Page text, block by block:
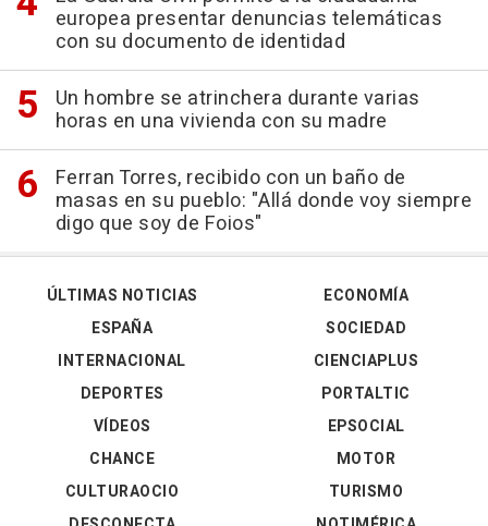
europea presentar denuncias telemáticas
con su documento de identidad
Un hombre se atrinchera durante varias
horas en una vivienda con su madre
Ferran Torres, recibido con un baño de
masas en su pueblo: "Allá donde voy siempre
digo que soy de Foios"
ÚLTIMAS NOTICIAS
ESPAÑA
INTERNACIONAL
DEPORTES
VÍDEOS
ECONOMÍA
SOCIEDAD
CIENCIAPLUS
PORTALTIC
EPSOCIAL
CHANCE
CULTURAOCIO
MOTOR
TURISMO